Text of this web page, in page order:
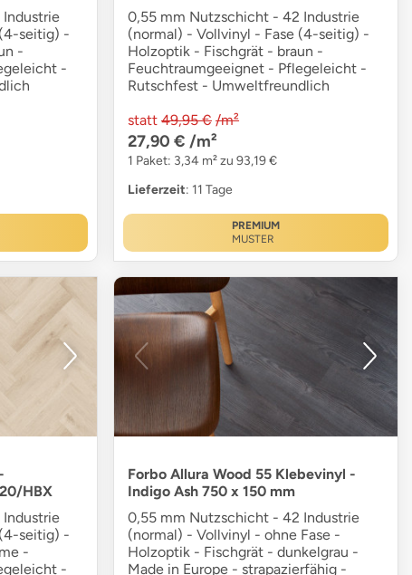
seitig) -
-
-
0,55 mm Nutzschicht - 42 Industrie
(normal) - Vollvinyl - Fase (4-seitig) -
Holzoptik - Fischgrät - braun -
Feuchtraumgeeignet - Pflegeleicht -
Rutschfest - Umweltfreundlich
statt 49,95 € /m²
27,90 € /m²
1 Paket: 3,34 m² zu 93,19 €
Lieferzeit: 11 Tage
PREMIUM
MUSTER
HBX
seitig) -
-
-
Forbo Allura Wood 55 Klebevinyl -
Indigo Ash 750 x 150 mm
0,55 mm Nutzschicht - 42 Industrie
(normal) - Vollvinyl - ohne Fase -
Holzoptik - Fischgrät - dunkelgrau -
Made in Europe - strapazierfähig -